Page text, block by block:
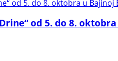
od 5. do 8.